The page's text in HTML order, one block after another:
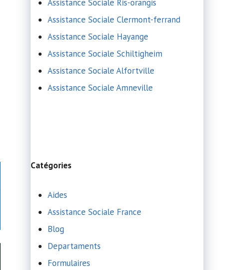
Assistance Sociale Ris-orangis
Assistance Sociale Clermont-ferrand
Assistance Sociale Hayange
Assistance Sociale Schiltigheim
Assistance Sociale Alfortville
Assistance Sociale Amneville
Catégories
Aides
Assistance Sociale France
Blog
Departaments
Formulaires